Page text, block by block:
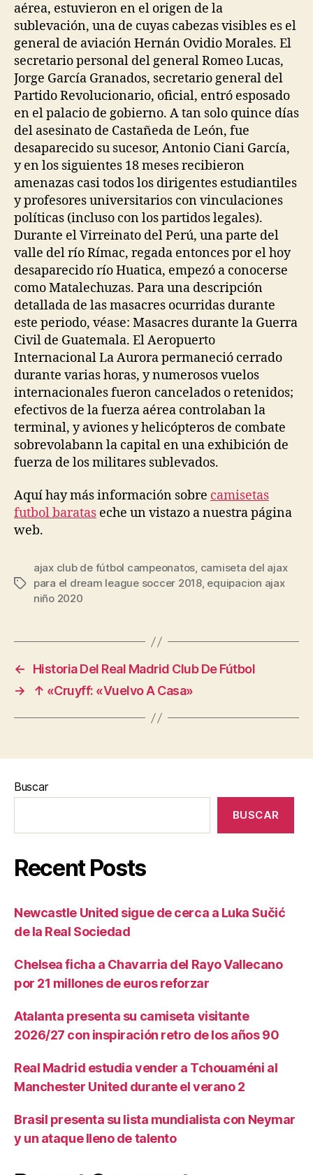
aérea, estuvieron en el origen de la
sublevación, una de cuyas cabezas visibles es el
general de aviación Hernán Ovidio Morales. El
secretario personal del general Romeo Lucas,
Jorge García Granados, secretario general del
Partido Revolucionario, oficial, entró esposado
en el palacio de gobierno. A tan solo quince días
del asesinato de Castañeda de León, fue
desaparecido su sucesor, Antonio Ciani García,
y en los siguientes 18 meses recibieron
amenazas casi todos los dirigentes estudiantiles
y profesores universitarios con vinculaciones
políticas (incluso con los partidos legales).
Durante el Virreinato del Perú, una parte del
valle del río Rímac, regada entonces por el hoy
desaparecido río Huatica, empezó a conocerse
como Matalechuzas. Para una descripción
detallada de las masacres ocurridas durante
este periodo, véase: Masacres durante la Guerra
Civil de Guatemala. El Aeropuerto
Internacional La Aurora permaneció cerrado
durante varias horas, y numerosos vuelos
internacionales fueron cancelados o retenidos;
efectivos de la fuerza aérea controlaban la
terminal, y aviones y helicópteros de combate
sobrevolabann la capital en una exhibición de
fuerza de los militares sublevados.
Aquí hay más información sobre camisetas
futbol baratas eche un vistazo a nuestra página
web.
Etiquetas
ajax club de fútbol campeonatos, camiseta del ajax
para el dream league soccer 2018, equipacion ajax
niño 2020
←
Historia Del Real Madrid Club De Fútbol
→
↑ «Cruyff: «Vuelvo A Casa»
Buscar
BUSCAR
Recent Posts
Newcastle United sigue de cerca a Luka Sučić
de la Real Sociedad
Chelsea ficha a Chavarria del Rayo Vallecano
por 21 millones de euros reforzar
Atalanta presenta su camiseta visitante
2026/27 con inspiración retro de los años 90
Real Madrid estudia vender a Tchouaméni al
Manchester United durante el verano 2
Brasil presenta su lista mundialista con Neymar
y un ataque lleno de talento